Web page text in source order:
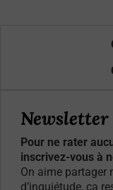
Newsletter
Pour ne rater
inscrivez-vous à
On aime partager
d’inquiétude, ça